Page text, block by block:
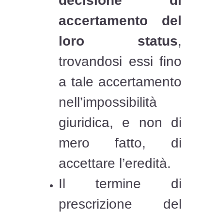
accertamento del
loro status,
trovandosi essi fino
a tale accertamento
nell’impossibilità
giuridica, e non di
mero fatto, di
accettare l’eredità.
Il termine di
prescrizione del